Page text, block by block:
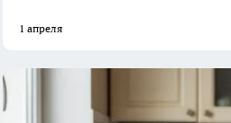
1 апреля